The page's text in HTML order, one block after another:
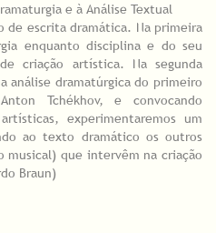
e à Análise Textual
de escrita dramática. Na primeira
enquanto disciplina e do seu
criação artística. Na segunda
análise dramatúrgica do primeiro
Tchékhov, e convocando
experimentaremos um
ao texto dramático os outros
que intervêm na criação
Braun)